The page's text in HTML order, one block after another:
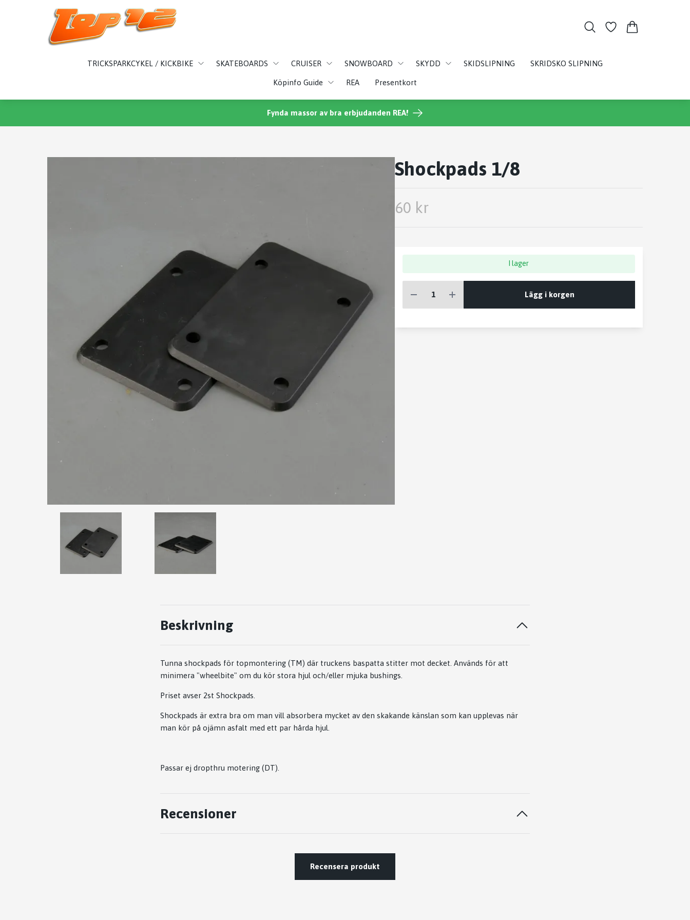
TRICKSPARKCYKEL / KICKBIKE SKATEBOARDS CRUISER SNOWBOARD SKYDD SKIDSLIPNING SKRIDSKO SLIPNING
Köpinfo Guide REA Presentkort
Fynda massor av bra erbjudanden REA!
Shockpads 1/8
60 kr
I lager
Lägg i korgen
Beskrivning
Tunna shockpads för topmontering (TM) där truckens baspatta stitter mot decket. Används för att
minimera "wheelbite" om du kör stora hjul och/eller mjuka bushings.
Priset avser 2st Shockpads.
Shockpads är extra bra om man vill absorbera mycket av den skakande känslan som kan upplevas när
man kör på ojämn asfalt med ett par hårda hjul.
Passar ej dropthru motering (DT).
Recensioner
Recensera produkt